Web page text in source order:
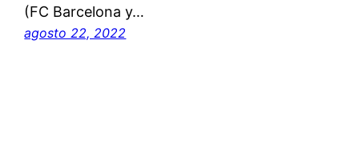
(FC Barcelona y…
agosto 22, 2022